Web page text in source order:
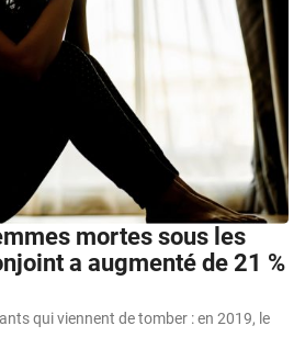
mortes sous les
a augmenté de 21 %
qui viennent de tomber : en 2019, le